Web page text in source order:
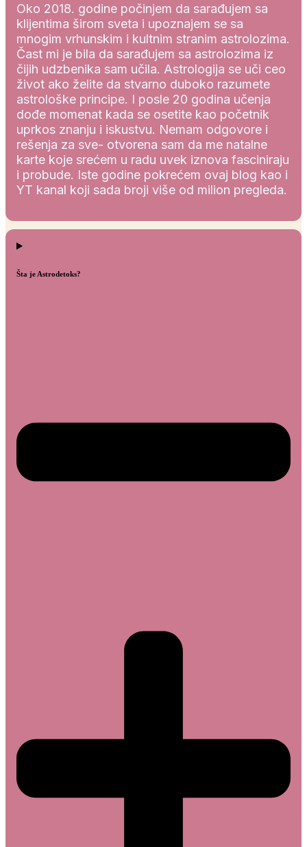
Oko 2018. godine počinjem da sarađujem sa
klijentima širom sveta i upoznajem se sa
mnogim vrhunskim i kultnim stranim astrolozima.
Čast mi je bila da sarađujem sa astrolozima iz
čijih udzbenika sam učila. Astrologija se uči ceo
život ako želite da stvarno duboko razumete
astrološke principe. I posle 20 godina učenja
dođe momenat kada se osetite kao početnik
uprkos znanju i iskustvu. Nemam odgovore i
rešenja za sve- otvorena sam da me natalne
karte koje srećem u radu uvek iznova fasciniraju
i probude. Iste godine pokrećem ovaj blog kao i
YT kanal koji sada broji više od milion pregleda.
Šta je Astrodetoks?